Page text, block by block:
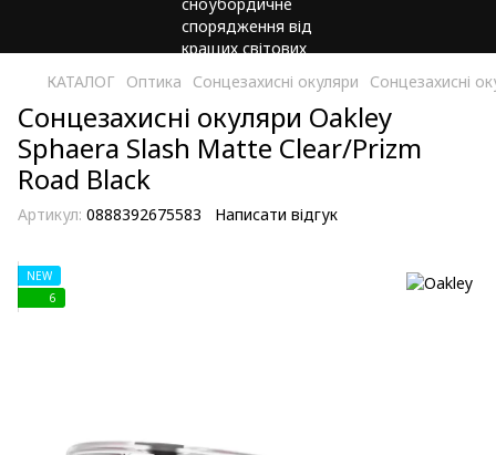
КАТАЛОГ Оптика Сонцезахисні окуляри Сонцезахисні
Сонцезахисні окуляри Oakley
Sphaera Slash Matte Clear/Prizm
Road Black
Артикул: 0888392675583 Написати відгук
NEW
6